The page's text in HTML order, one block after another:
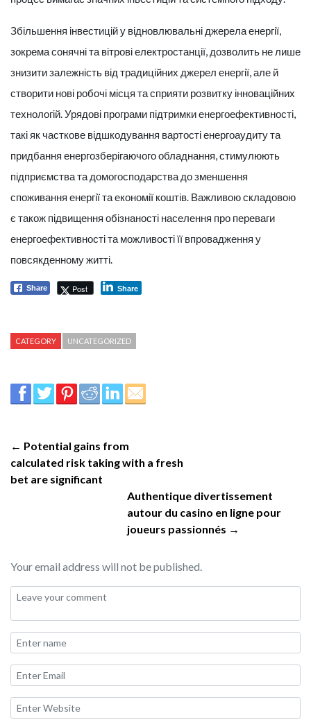
Збільшення інвестицій у відновлювальні джерела енергії,
зокрема сонячні та вітрові електростанції, дозволить не лише
знизити залежність від традиційних джерел енергії, але й
створити нові робочі місця та сприяти розвитку інноваційних
технологій. Урядові програми підтримки енергоефективності,
такі як часткове відшкодування вартості енергоаудиту та
придбання енергозберігаючого обладнання, стимулюють
підприємства та домогосподарства до зменшення
споживання енергії та економії коштів. Важливою складовою
є також підвищення обізнаності населення про переваги
енергоефективності та можливості її впровадження у
повсякденному житті.
Share Post Share
CATEGORY UNCATEGORIZED
← Potential gains from
calculated risk taking with a fresh
bet are significant
Authentique divertissement
autour du casino en ligne pour
joueurs passionnés →
Your email address will not be published.